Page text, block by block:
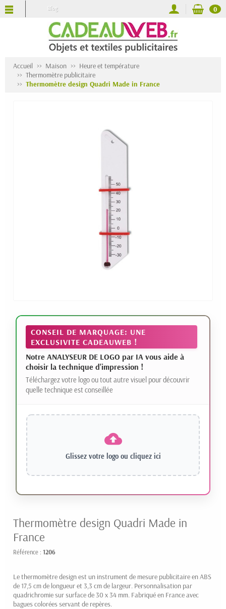
Blog 0
Accueil Maison
Heure et température
Thermomètre publicitaire
Thermomètre design Quadri Made in France
CONSEIL DE MARQUAGE: UNE
EXCLUSIVITE CADEAUWEB !
Notre ANALYSEUR DE LOGO par IA vous aide à
choisir la technique d'impression !
Téléchargez votre logo ou tout autre visuel pour découvrir
quelle technique est conseillée
Glissez votre logo ou cliquez ici
Thermomètre design Quadri Made in
France
Référence : 1206
Le thermomètre design est un instrument de mesure publicitaire en ABS
de 17,5 cm de longueur et 3,3 cm de largeur. Personnalisation par
quadrichromie sur surface de 30 x 34 mm. Fabriqué en France avec
bagues colorées servant de repères.